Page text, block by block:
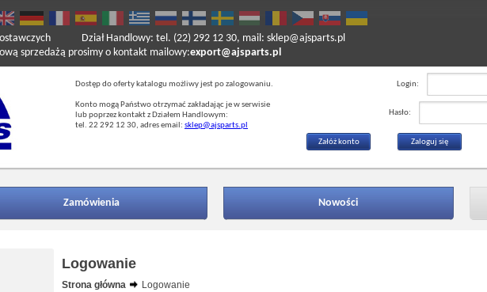
sprzedażą prosimy o kontakt mailowy:export@ajsparts.pl
Dział Handlowy: tel. (22) 292 12 30, mail: sklep@ajsparts.pl
Dostęp do oferty katalogu możliwy jest po zalogowaniu.
Konto mogą Państwo otrzymać zakładając je w serwisie
lub poprzez kontakt z Działem Handlowym:
tel. 22 292 12 30, adres email: sklep@ajsparts.pl
Login:
Hasło:
Załóż konto
Zamówienia Nowości
Logowanie
Strona główna
Logowanie